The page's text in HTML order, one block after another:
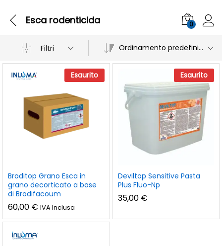
Esca rodenticida 0
Filtri Ordinamento predefinito
Esaurito
Broditop Grano Esca in
grano decorticato a base
di Brodifacoum
60,00 € IVA Inclusa
Esaurito
Deviltop Sensitive Pasta
Plus Fluo-Np
35,00 €